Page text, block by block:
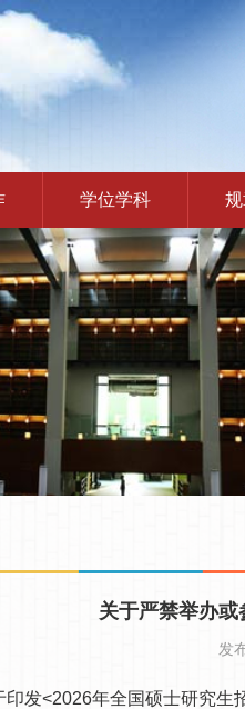
学位学科
关于严禁举办
发
<2026年全国硕士研究生